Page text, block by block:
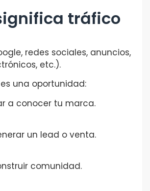
tráfico
redes sociales, anuncios,
etc.).
una oportunidad:
a conocer tu marca.
un lead o venta.
comunidad.